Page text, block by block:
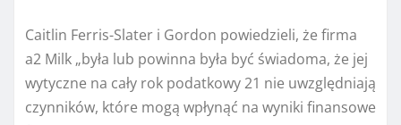
Caitlin Ferris-Slater i Gordon powiedzieli, że firma
a2 Milk „była lub powinna była być świadoma, że ​​jej
wytyczne na cały rok podatkowy 21 nie uwzględniają
czynników, które mogą wpłynąć na wyniki finansowe